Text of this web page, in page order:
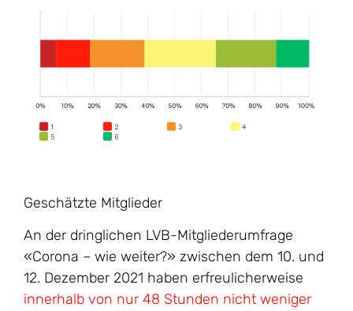
Geschätzte Mitglieder
An der dringlichen LVB-Mitgliederumfrage
«Corona – wie weiter?» zwischen dem 10. und
12. Dezember 2021 haben erfreulicherweise
innerhalb von nur 48 Stunden nicht weniger